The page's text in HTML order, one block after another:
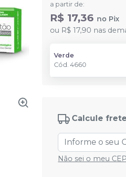
a partir de:
R$ 17,36 no Pix
ou R$ 17,90 nas
Verde
Cód.4660
Calcule
Não sei o meu CEP